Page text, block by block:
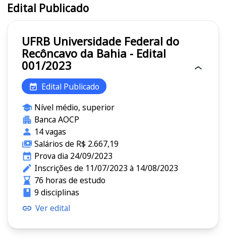
Edital Publicado
UFRB Universidade Federal do
Recôncavo da Bahia - Edital
001/2023
Edital Publicado
Nível médio, superior
Banca AOCP
14 vagas
Salários de R$ 2.667,19
Prova dia 24/09/2023
Inscrições de 11/07/2023 à 14/08/2023
76 horas de estudo
9 disciplinas
Ver edital